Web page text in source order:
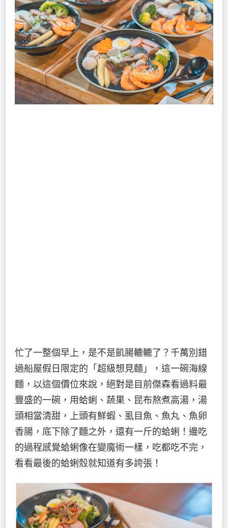
忙了一整個早上，是不是飢腸轆轆了？千萬別錯
過船屋假日限定的「超級想見麵」，這一碗海線
麵，以這個價位來說，絕對是目前傑森看過料最
豐盛的一碗，用蛤蜊、蔬果、昆布熬煮高湯，湯
頭相當清甜，上頭有鮮蝦、虱目魚、魚丸、魚卵
香腸，底下除了麵之外，還有一斤的蛤蜊！邊吃
的過程感覺蛤蜊像在變魔術一樣，吃都吃不完，
看看最後的蛤蜊殼就知道有多誇張！